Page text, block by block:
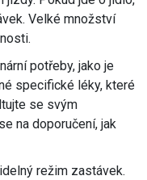
Velké množství
potřeby, jako je
specifické léky, které
se svým
na doporučení, jak
režim zastávek.